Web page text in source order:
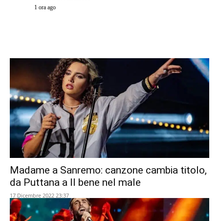
1 ora ago
Madame a Sanremo: canzone cambia titolo,
da Puttana a Il bene nel male
17 Dicembre 2022 23:37